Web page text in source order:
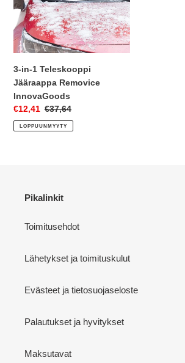
Removice
InnovaGoods
3-in-1 Teleskooppi
Jääraappa Removice
InnovaGoods
Myyntihinta
€12,41 Normaalihinta
€37,64
LOPPUUNMYYTY
Pikalinkit
Toimitusehdot
Lähetykset ja toimituskulut
Evästeet ja tietosuojaseloste
Palautukset ja hyvitykset
Maksutavat